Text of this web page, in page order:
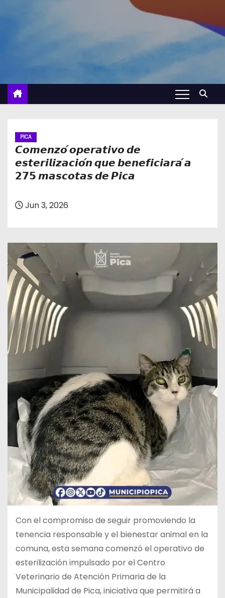
PICA
𝘾𝙤𝙢𝙚𝙣𝙯𝙤́ 𝙤𝙥𝙚𝙧𝙖𝙩𝙞𝙫𝙤 𝙙𝙚
𝙚𝙨𝙩𝙚𝙧𝙞𝙡𝙞𝙯𝙖𝙘𝙞𝙤́𝙣 𝙦𝙪𝙚 𝙗𝙚𝙣𝙚𝙛𝙞𝙘𝙞𝙖𝙧𝙖́ 𝙖
𝟮𝟳𝟱 𝙢𝙖𝙨𝙘𝙤𝙩𝙖𝙨 𝙙𝙚 𝙋𝙞𝙘𝙖
Jun 3, 2026
Con el compromiso de seguir promoviendo la
tenencia responsable y el bienestar animal en la
comuna, esta semana comenzó el operativo de
esterilización impulsado por el Centro
Veterinario de Atención Primaria de la
Municipalidad de Pica, iniciativa que permitirá a